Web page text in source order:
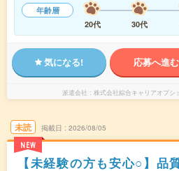
年齢層
20代
30代
気になる! 応募へ進む
派遣会社 株式会社綜合キャリアオプシ
未読
NEW
掲載日 2026/08/05
【未経験の方も安心○】品